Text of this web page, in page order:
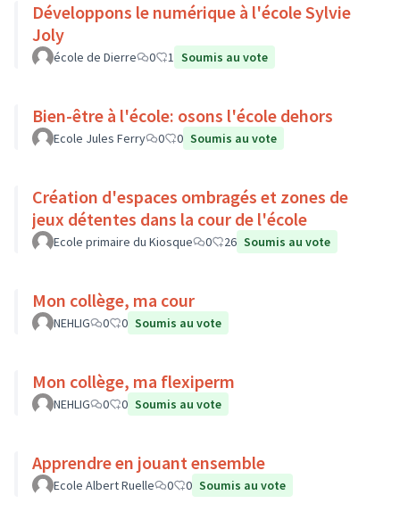
Développons le numérique à l'école Sylvie
Joly
école de Dierre 0 1 Soumis au vote
Bien-être à l'école: osons l'école dehors
Ecole Jules Ferry 0 0 Soumis au vote
Création d'espaces ombragés et zones de
jeux détentes dans la cour de l'école
Ecole primaire du Kiosque 0 26 Soumis au vote
Mon collège, ma cour
NEHLIG 0 0 Soumis au vote
Mon collège, ma flexiperm
NEHLIG 0 0 Soumis au vote
Apprendre en jouant ensemble
Ecole Albert Ruelle 0 0 Soumis au vote